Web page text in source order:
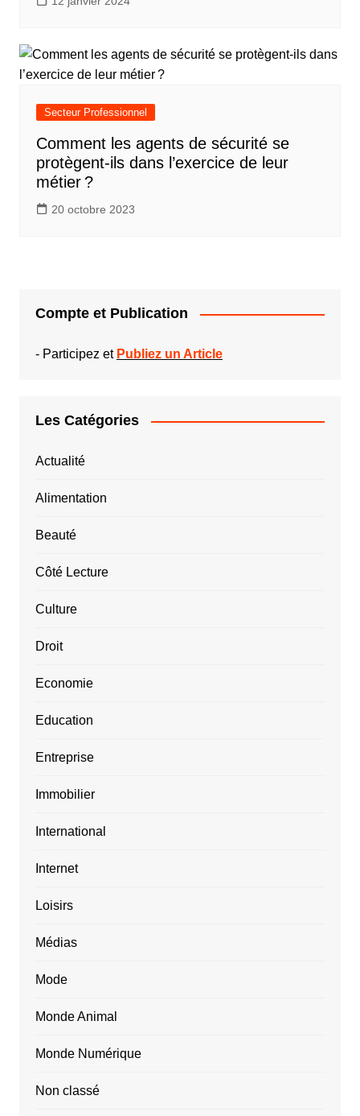
Secteur Professionnel
Comment les agents de sécurité se
protègent-ils dans l’exercice de leur
métier ?
20 octobre 2023
Compte et Publication
- Participez et Publiez un Article
Les Catégories
Actualité
Alimentation
Beauté
Côté Lecture
Culture
Droit
Economie
Education
Entreprise
Immobilier
International
Internet
Loisirs
Médias
Mode
Monde Animal
Monde Numérique
Non classé